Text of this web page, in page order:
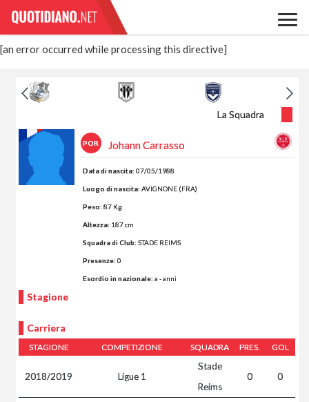
[an error occurred while processing this directive]
La Squadra
POR Johann Carrasso
Data di nascita: 07/05/1988
Luogo di nascita: AVIGNONE (FRA)
Peso: 87 Kg
Altezza: 187 cm
Squadra di Club: STADE REIMS
Presenze: 0
Esordio in nazionale: a - anni
Stagione
Carriera
STAGIONE COMPETIZIONE SQUADRA PRES. GOL
2018/2019 Ligue 1
Stade
Reims
0 0